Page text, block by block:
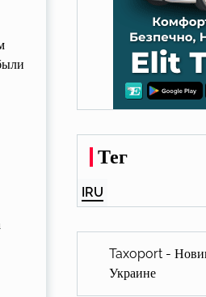
Тег
IRU
Taxoport -
Украине